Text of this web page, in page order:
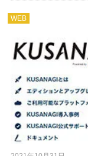
WEB